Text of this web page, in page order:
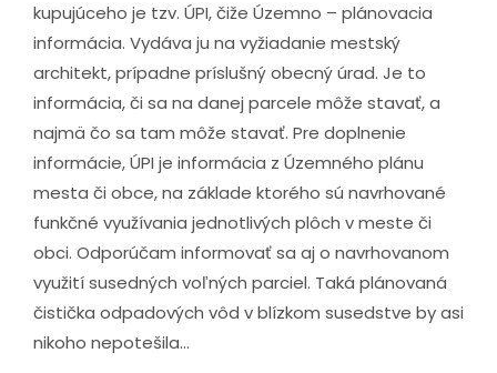
kupujúceho je tzv. ÚPI, čiže Územno – plánovacia
informácia. Vydáva ju na vyžiadanie mestský
architekt, prípadne príslušný obecný úrad. Je to
informácia, či sa na danej parcele môže stavať, a
najmä čo sa tam môže stavať. Pre doplnenie
informácie, ÚPI je informácia z Územného plánu
mesta či obce, na základe ktorého sú navrhované
funkčné využívania jednotlivých plôch v meste či
obci. Odporúčam informovať sa aj o navrhovanom
využití susedných voľných parciel. Taká plánovaná
čistička odpadových vôd v blízkom susedstve by asi
nikoho nepotešila...